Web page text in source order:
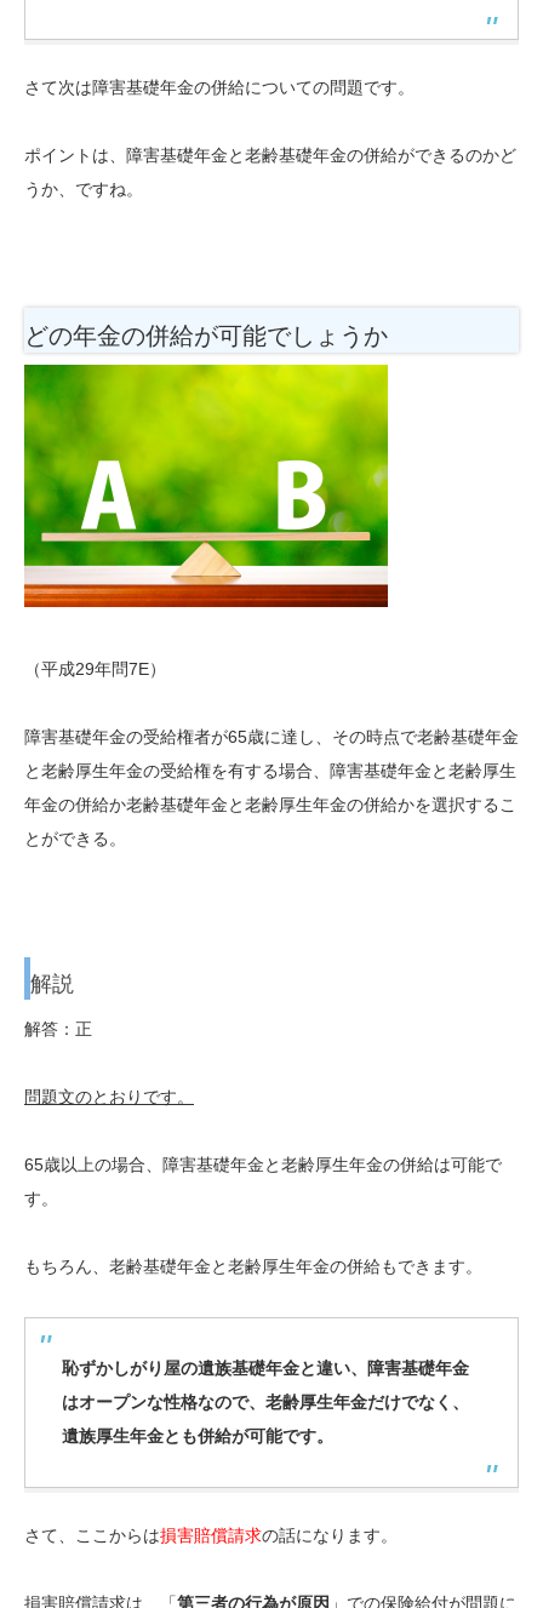
さて次は障害基礎年金の併給についての問題です。
ポイントは、障害基礎年金と老齢基礎年金の併給ができるのかど
うか、ですね。
どの年金の併給が可能でしょうか
（平成29年問7E）
障害基礎年金の受給権者が65歳に達し、その時点で老齢基礎年金
と老齢厚生年金の受給権を有する場合、障害基礎年金と老齢厚生
年金の併給か老齢基礎年金と老齢厚生年金の併給かを選択するこ
とができる。
解説
解答：正
問題文のとおりです。
65歳以上の場合、障害基礎年金と老齢厚生年金の併給は可能で
す。
もちろん、老齢基礎年金と老齢厚生年金の併給もできます。
恥ずかしがり屋の遺族基礎年金と違い、障害基礎年金
はオープンな性格なので、老齢厚生年金だけでなく、
遺族厚生年金とも併給が可能です。
さて、ここからは損害賠償請求の話になります。
損害賠償請求は、「第三者の行為が原因 」での保険給付が問題に